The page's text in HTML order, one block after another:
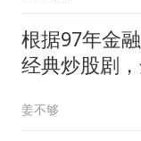
根据97年金
经典炒股剧
姜不够